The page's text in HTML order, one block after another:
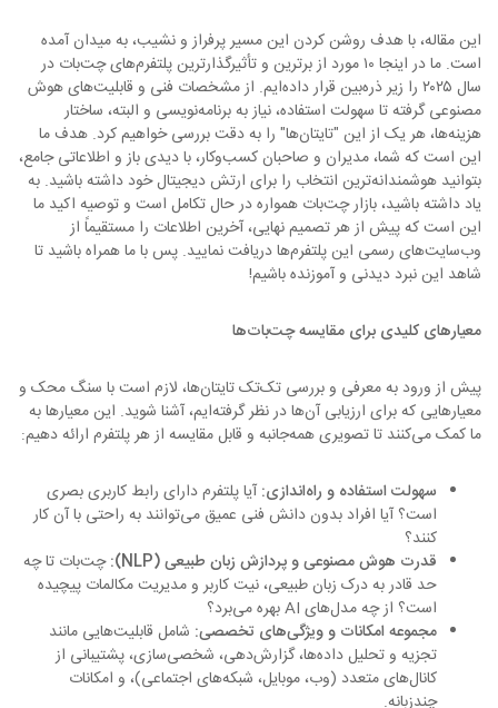
این مقاله، با هدف روشن کردن این مسیر پرفراز و نشیب، به میدان آمده
است. ما در اینجا ۱۰ مورد از برترین و تأثیرگذارترین پلتفرم‌های چت‌بات در
سال ۲۰۲۵ را زیر ذره‌بین قرار داده‌ایم. از مشخصات فنی و قابلیت‌های هوش
مصنوعی گرفته تا سهولت استفاده، نیاز به برنامه‌نویسی و البته، ساختار
هزینه‌ها، هر یک از این "تایتان‌ها" را به دقت بررسی خواهیم کرد. هدف ما
این است که شما، مدیران و صاحبان کسب‌وکار، با دیدی باز و اطلاعاتی جامع،
بتوانید هوشمندانه‌ترین انتخاب را برای ارتش دیجیتال خود داشته باشید. به
یاد داشته باشید، بازار چت‌بات همواره در حال تکامل است و توصیه اکید ما
این است که پیش از هر تصمیم نهایی، آخرین اطلاعات را مستقیماً از
وب‌سایت‌های رسمی این پلتفرم‌ها دریافت نمایید. پس با ما همراه باشید تا
شاهد این نبرد دیدنی و آموزنده باشیم!
معیارهای کلیدی برای مقایسه چت‌بات‌ها
پیش از ورود به معرفی و بررسی تک‌تک تایتان‌ها، لازم است با سنگ محک و
معیارهایی که برای ارزیابی آن‌ها در نظر گرفته‌ایم، آشنا شوید. این معیارها به
ما کمک می‌کنند تا تصویری همه‌جانبه و قابل مقایسه از هر پلتفرم ارائه دهیم:
سهولت استفاده و راه‌اندازی: آیا پلتفرم دارای رابط کاربری بصری
است؟ آیا افراد بدون دانش فنی عمیق می‌توانند به راحتی با آن کار
کنند؟
قدرت هوش مصنوعی و پردازش زبان طبیعی (NLP):
چت‌بات تا چه
حد قادر به درک زبان طبیعی، نیت کاربر و مدیریت مکالمات پیچیده
است؟ از چه مدل‌های AI بهره می‌برد؟
مجموعه امکانات و ویژگی‌های تخصصی: شامل قابلیت‌هایی مانند
تجزیه و تحلیل داده‌ها، گزارش‌دهی، شخصی‌سازی، پشتیبانی از
کانال‌های متعدد (وب، موبایل، شبکه‌های اجتماعی)، و امکانات